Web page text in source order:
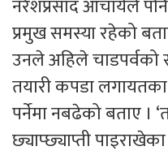
नरेशप्रसाद आचार्यले
प्रमुख समस्या रहेको
उनले अहिले चाडपर्वको
तयारी कपडा
पर्नेमा नबढेको बताए ।
छ्याप्छ्याप्ती